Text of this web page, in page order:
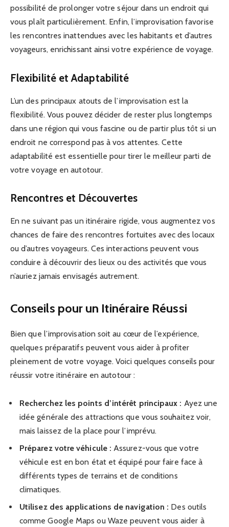
possibilité de prolonger votre séjour dans un endroit qui
vous plaît particulièrement. Enfin, l’improvisation favorise
les rencontres inattendues avec les habitants et d’autres
voyageurs, enrichissant ainsi votre expérience de voyage.
Flexibilité et Adaptabilité
L’un des principaux atouts de l’improvisation est la
flexibilité. Vous pouvez décider de rester plus longtemps
dans une région qui vous fascine ou de partir plus tôt si un
endroit ne correspond pas à vos attentes. Cette
adaptabilité est essentielle pour tirer le meilleur parti de
votre voyage en autotour.
Rencontres et Découvertes
En ne suivant pas un itinéraire rigide, vous augmentez vos
chances de faire des rencontres fortuites avec des locaux
ou d’autres voyageurs. Ces interactions peuvent vous
conduire à découvrir des lieux ou des activités que vous
n’auriez jamais envisagés autrement.
Conseils pour un Itinéraire Réussi
Bien que l’improvisation soit au cœur de l’expérience,
quelques préparatifs peuvent vous aider à profiter
pleinement de votre voyage. Voici quelques conseils pour
réussir votre itinéraire en autotour :
Recherchez les points d’intérêt principaux : Ayez une
idée générale des attractions que vous souhaitez voir,
mais laissez de la place pour l’imprévu.
Préparez votre véhicule : Assurez-vous que votre
véhicule est en bon état et équipé pour faire face à
différents types de terrains et de conditions
climatiques.
Utilisez des applications de navigation : Des outils
comme Google Maps ou Waze peuvent vous aider à